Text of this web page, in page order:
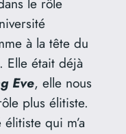
à la tête du
Elle était déjà
Eve, elle nous
plus élitiste.
élitiste qui m’a